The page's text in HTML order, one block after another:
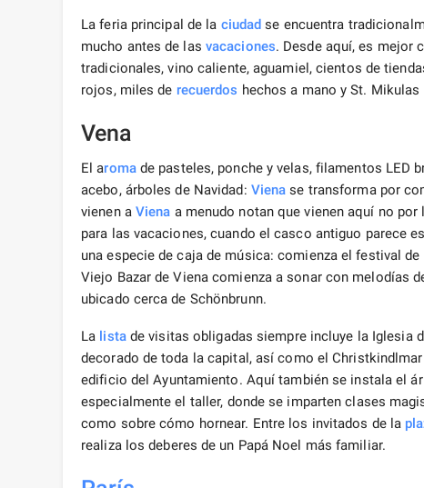
La feria principal de la ciudad se encuentra
mucho antes de las vacaciones. Desde aquí, es mejor
tradicionales, vino caliente, aguamiel, cientos de
rojos, miles de recuerdos hechos a mano y St.
Vena
El aromade pasteles, ponche y velas, filamentos LED
acebo, árboles de Navidad: Viena se transforma por
vienen a Viena a menudo notan que vienen aquí no
para las vacaciones, cuando el casco antiguo parece
una especie de caja de música: comienza el festival
Viejo Bazar de Viena comienza a sonar con melodías
ubicado cerca de Schönbrunn.
La listade visitas obligadas siempre incluye la Iglesia
decorado de toda la capital, así como el
edificio del Ayuntamiento. Aquí también se instala el
especialmente el taller, donde se imparten clases
como sobre cómo hornear. Entre los invitados de la
realiza los deberes de un Papá Noel más familiar.